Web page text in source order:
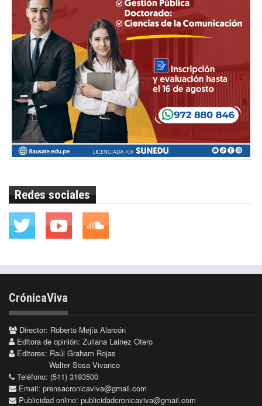
Redes sociales
CrónicaViva
Director: Roberto Mejía Alarcón
Editora de opinión: Zuliana Lainez Otero
Editores: Raúl Graham Rojas
Walter Sosa Vivanco
Teléfono: (511) 3193500
Email: prensacronicaviva@gmail.com
Publicidad online: publicidadcronicaviva@gmail.com